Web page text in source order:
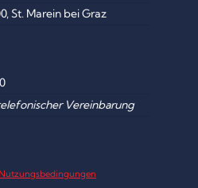
St. Marein bei Graz
Vereinbarung